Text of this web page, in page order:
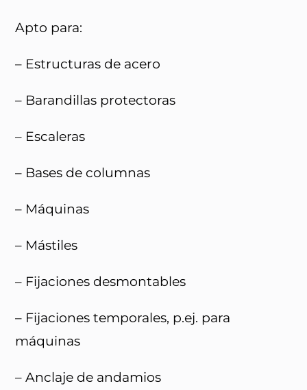
Apto para:
– Estructuras de acero
– Barandillas protectoras
– Escaleras
– Bases de columnas
– Máquinas
– Mástiles
– Fijaciones desmontables
– Fijaciones temporales, p.ej. para
máquinas
– Anclaje de andamios